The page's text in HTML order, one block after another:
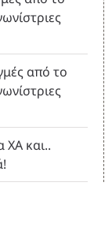
από το
ΧΑ και..